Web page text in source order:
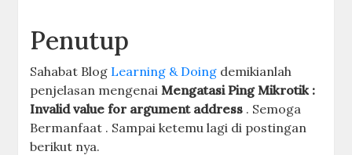
Penutup
Sahabat Blog Learning & Doing demikianlah
penjelasan mengenaiMengatasi Ping Mikrotik :
Invalid value for argument address . Semoga
Bermanfaat . Sampai ketemu lagi di postingan
berikut nya.